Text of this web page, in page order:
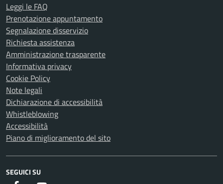
Leggi le FAQ
Prenotazione appuntamento
Segnalazione disservizio
Richiesta assistenza
Amministrazione trasparente
Informativa privacy
Cookie Policy
Note legali
Dichiarazione di accessibilità
Whistleblowing
Accessibilità
Piano di miglioramento del sito
SEGUICI SU